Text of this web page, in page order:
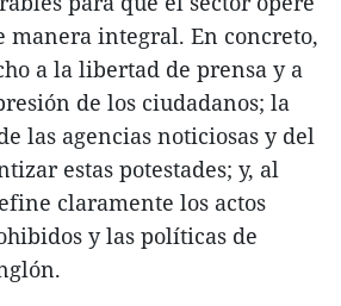
manera integral. En concreto,
a la libertad de prensa y a
de los ciudadanos; la
las agencias noticiosas y del
estas potestades; y, al
claramente los actos
y las políticas de